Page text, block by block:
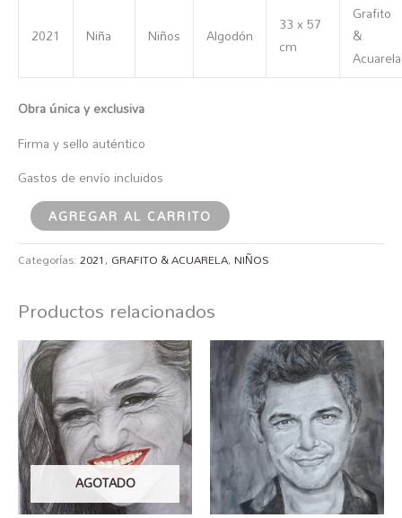
2021 Niña Niños Algodón
33 x 57
cm
Grafito
&
Acuarela
Obra única y exclusiva
Firma y sello auténtico
Gastos de envío incluidos
AGREGAR AL CARRITO
Categorías: 2021, GRAFITO & ACUARELA,NIÑOS
Productos relacionados
AGOTADO